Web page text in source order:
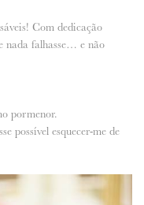
Com dedicação
nada falhasse… e não
pormenor.
possível esquecer-me de